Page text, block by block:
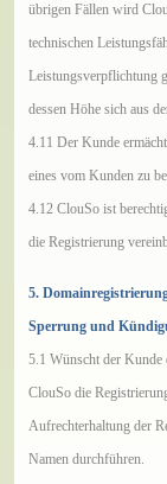
übrigen Fällen wird
technischen
Leistungsverpflichtung
dessen Höhe sich aus
4.11 Der Kunde
eines vom Kunden zu
4.12 ClouSo ist
die Registrierung
5.
Sperrung und
5.1 Wünscht der Kunde
ClouSo die
Aufrechterhaltung der
Namen durchführen.